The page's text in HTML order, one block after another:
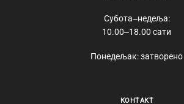
Субота‒недеља:
10.00‒18.00 сати
Понедељак: затворено
КОНТАКТ